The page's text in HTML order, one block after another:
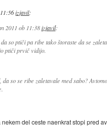
izjavil:
2011 ob 11:38 izjavil:
so ptiči pa ribe tako štoraste da se
ptiči prvič vidijo.
da so se ribe zaletavale med sabo?
del ceste naenkrat stopi pred